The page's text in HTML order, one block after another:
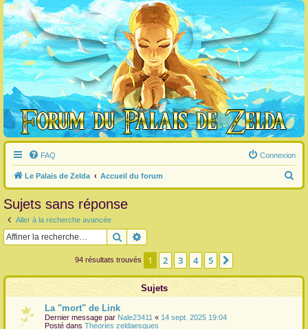
FAQ Connexion
Le Palais de Zelda Accueil du forum
e
c
Sujets sans réponse
Aller à la recherche avancée
Rechercher
94 résultats trouvés 1 2 3 4 5
Sujets
La "mort" de Link
Dernier message par Nale23411 « 14 sept. 2025 19:04
Posté dans Théories zeldaesques